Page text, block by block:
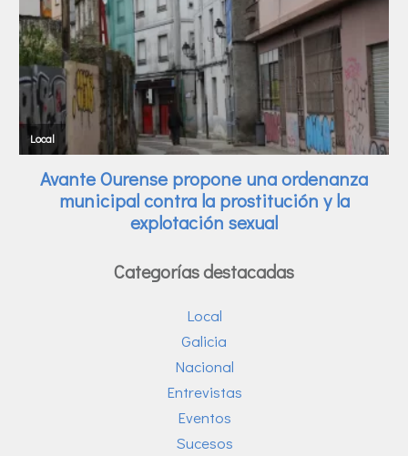
Categorías destacadas
Local
Galicia
Nacional
Entrevistas
Eventos
Sucesos